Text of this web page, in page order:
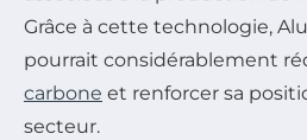
Grâce à cette technologie,
pourrait considérablement
carbone et renforcer sa
secteur.